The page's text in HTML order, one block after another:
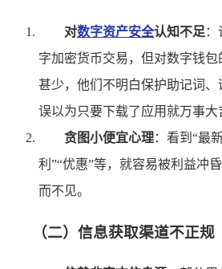
对数字资产安全认知不足
字加密货币交易，但对数字钱
甚少，他们不明白保护助记词
误以为只要下载了应用就万事大
贪图小便宜心理：看到“最
利”“优惠”等，就容易被利益冲
而不见。
（二）信息获取渠道不正规